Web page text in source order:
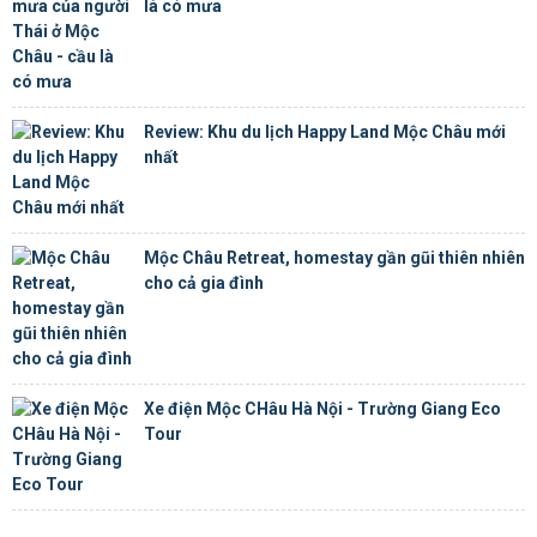
là có mưa
Review: Khu du lịch Happy Land Mộc Châu mới
nhất
Mộc Châu Retreat, homestay gần gũi thiên nhiên
cho cả gia đình
Xe điện Mộc CHâu Hà Nội - Trường Giang Eco
Tour